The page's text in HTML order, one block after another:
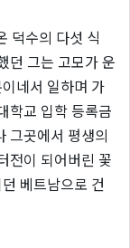
덕수의 다섯 식
던 그는 고모가 운
네서 일하며 가
학교 입학 등록금
그곳에서 평생의
전이 되어버린 꽃
베트남으로 건